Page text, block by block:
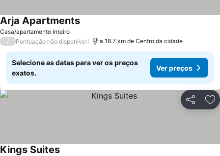
Casa/apartamento inteiro
Arja Apartments
/ Pontuação não disponível a 18.7 km de Centro da cidade
Selecione as datas para ver os preços
exatos.
Ver preços
Partilhar
Kings Suites